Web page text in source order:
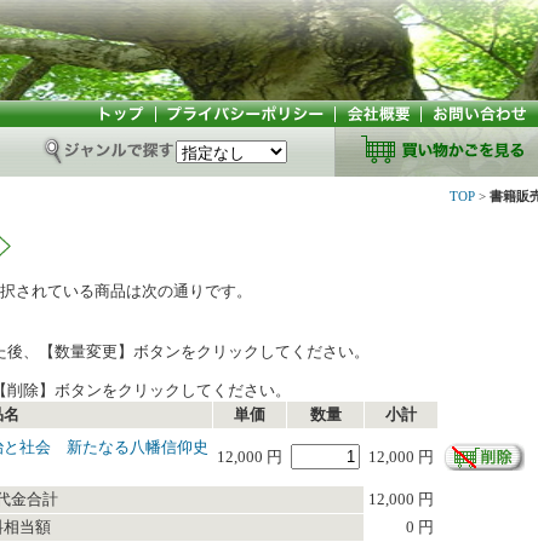
TOP > 書籍販
されている商品は次の通りです。
後、【数量変更】ボタンをクリックしてください。
除】ボタンをクリックしてください。
名 単価 数量 小計
と社会 新たなる八幡信仰史
12,000 円 12,000 円
金合計
12,000 円
相当額
0 円